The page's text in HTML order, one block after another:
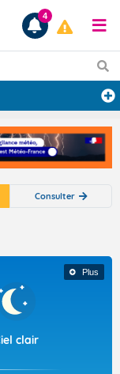
4
Consulter
Plus
clair